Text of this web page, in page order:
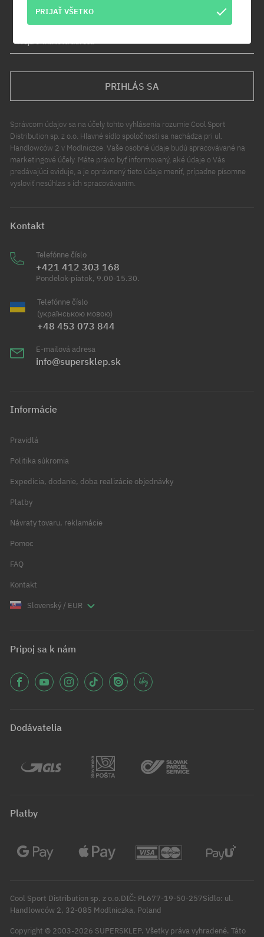
Navyše získaš zľavový kód -5 % na celú objednávku!
Tvoja e-mailová adresa
PRIHLÁS SA
Správcom údajov sa na účely tohto vyhlásenia rozumie Cool Sport
Distribution sp. z o.o. Hlavné sídlo spoločnosti sa nachádza pri ul.
Handlowców 2 v Modlniczce. Vaše osobné údaje budú spracovávané na
marketingové účely. Máte právo byť informovaný, aké údaje o Vás
predávajúci eviduje, a je oprávnený tieto údaje meniť, prípadne písomne
vysloviť nesúhlas s ich spracovávaním.
Kontakt
Telefónne číslo
+421 412 303 168
Pondelok-piatok, 9.00-15.30.
Telefónne číslo
(українською мовою)
+48 453 073 844
E-mailová adresa
info@supersklep.sk
Informácie
Pravidlá
Politika súkromia
Expedícia, dodanie, doba realizácie objednávky
Platby
Návraty tovaru, reklamácie
Pomoc
FAQ
Kontakt
Slovenský / EUR
Pripoj sa k nám
Dodávatelia
Platby
Cool Sport Distribution sp. z o.o.DIČ: PL677-19-50-257Sídlo: ul.
Handlowców 2, 32-085 Modlniczka, Poland
Copyright © 2003-2026 SUPERSKLEP. Všetky práva vyhradené. Táto
PRIJAŤ VŠETKO